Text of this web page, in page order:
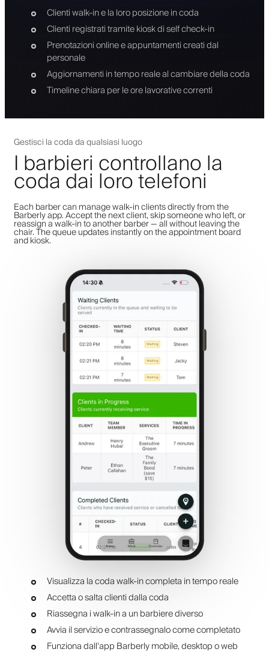
Clienti walk-in e la loro posizione in coda
Clienti registrati tramite kiosk di self check-in
Prenotazioni online e appuntamenti creati dal
personale
Aggiornamenti in tempo reale al cambiare della coda
Timeline chiara per le ore lavorative correnti
Gestisci la coda da qualsiasi luogo
I barbieri controllano la
coda dai loro telefoni
Each barber can manage walk-in clients directly from the
Barberly app. Accept the next client, skip someone who left, or
reassign a walk-in to another barber — all without leaving the
chair. The queue updates instantly on the appointment board
and kiosk.
Visualizza la coda walk-in completa in tempo reale
Accetta o salta clienti dalla coda
Riassegna i walk-in a un barbiere diverso
Avvia il servizio e contrassegnalo come completato
Funziona dall'app Barberly mobile, desktop o web